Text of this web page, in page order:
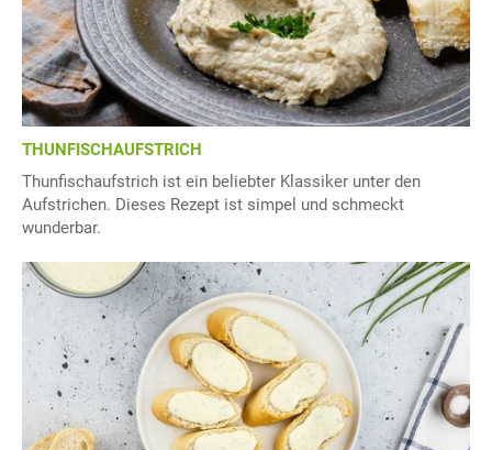
THUNFISCHAUFSTRICH
Thunfischaufstrich ist ein beliebter Klassiker unter den
Aufstrichen. Dieses Rezept ist simpel und schmeckt
wunderbar.